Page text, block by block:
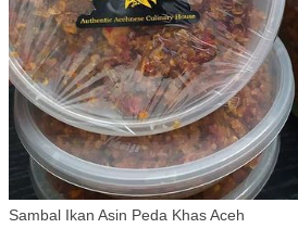
Sambal Ikan Asin Peda Khas Aceh